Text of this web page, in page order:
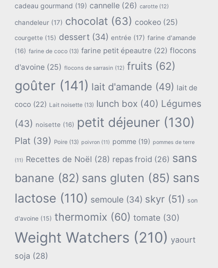
cadeau gourmand (19) cannelle (26) carotte (12)
chandeleur (17) chocolat (63) cookeo (25)
courgette (15) dessert (34) entrée (17) farine d'amande
(16) farine de coco (13) farine petit épeautre (22) flocons
d'avoine (25) flocons de sarrasin (12) fruits (62)
goûter (141) lait d'amande (49) lait de
coco (22) Lait noisette (13) lunch box (40) Légumes
(43) noisette (16) petit déjeuner (130)
Plat (39) Poire (13) poivron (11) pomme (19) pommes de terre
(11) Recettes de Noël (28) repas froid (26) sans
banane (82) sans gluten (85) sans
lactose (110) semoule (34) skyr (51) son
d'avoine (15) thermomix (60) tomate (30)
Weight Watchers (210) yaourt
soja (28)